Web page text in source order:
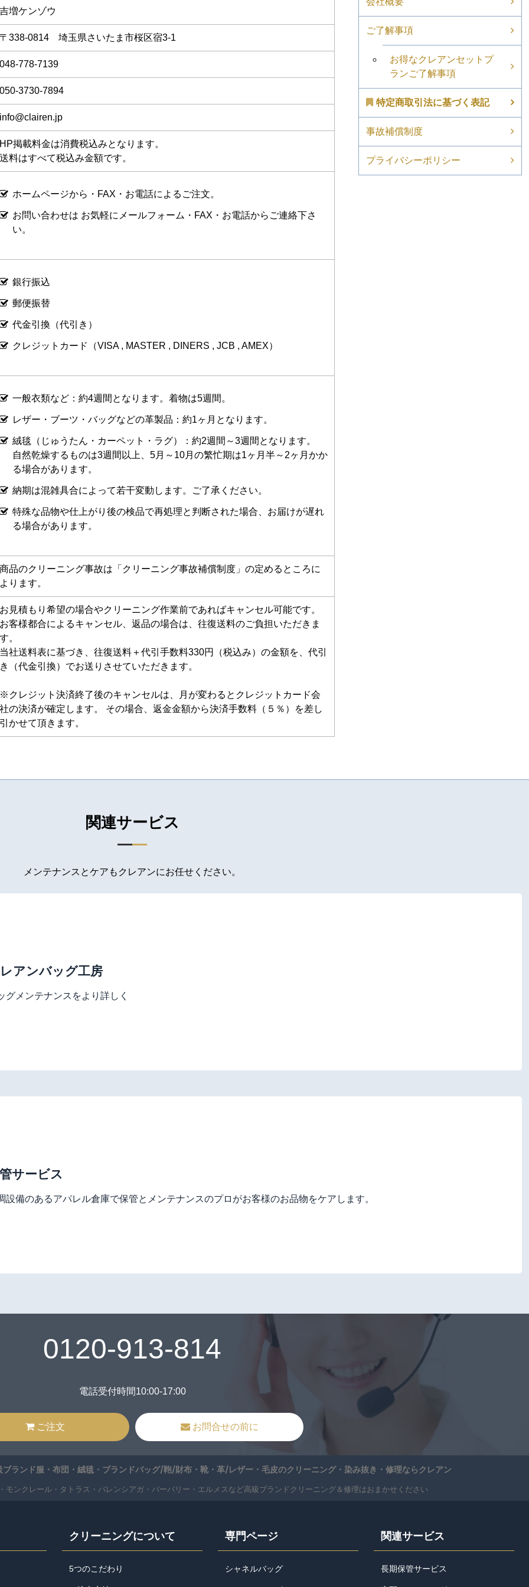
増ケンゾウ
338-0814 埼玉県さいたま市桜区宿3-1
778-7139
3730-7894
掲載料金は消費税込みとなります。
料はすべて税込み金額です。
ホームページから・FAX・お電話によるご注文。
お問い合わせは お気軽にメールフォーム・FAX・お電話からご連絡下さ
い。
銀行振込
郵便振替
代金引換（代引き）
クレジットカード（VISA , MASTER , DINERS , JCB , AMEX）
一般衣類など：約4週間となります。着物は5週間。
レザー・ブーツ・バッグなどの革製品：約1ヶ月となります。
絨毯（じゅうたん・カーペット・ラグ）：約2週間～3週間となります。
自然乾燥するものは3週間以上、5月～10月の繁忙期は1ヶ月半～2ヶ月かか
る場合があります。
納期は混雑具合によって若干変動します。ご了承ください。
特殊な品物や仕上がり後の検品で再処理と判断された場合、お届けが遅れ
る場合があります。
品のクリーニング事故は「クリーニング事故補償制度」の定めるところに
ります。
見積もり希望の場合やクリーニング作業前であればキャンセル可能です。
客様都合によるキャンセル、返品の場合は、往復送料のご負担いただきま
。
社送料表に基づき、往復送料＋代引手数料330円（税込み）の金額を、代引
（代金引換）でお送りさせていただきます。
クレジット決済終了後のキャンセルは、月が変わるとクレジットカード会
の決済が確定します。 その場合、返金金額から決済手数料（５％）を差し
かせて頂きます。
ご了解事項
お得なクレアンセットプ
ランご了解事項
特定商取引法に基づく表記
事故補償制度
プライバシーポリシー
関連サービス
メンテナンスとケアもクレアンにお任せください。
アンバッグ工房
グメンテナンスをより詳しく
サービス
設備のあるアパレル倉庫で保管とメンテナンスのプロがお客様のお品物をケアします。
0120-913-814
電話受付時間10:00-17:00
ご注文 お問合せの前に
ランド服・布団・絨毯・ブランドバッグ/鞄/財布・靴・革/レザー・毛皮のクリーニング・染み抜き・修理ならクレアン
モンクレール・タトラス・バレンシアガ・バーバリー・エルメスなど高級ブランドクリーニング＆修理はおまかせください
クリーニングについて
5つのこだわり
専門ページ
シャネルバッグ
関連サービス
長期保管サービス